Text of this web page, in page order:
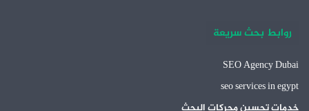
روابط بحث سريعة
SEO Agency Dubai
seo services in egypt